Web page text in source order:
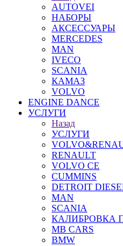
AUTOVEI
НАБОРЫ
АКСЕССУАРЫ
MERCEDES
MAN
IVECO
SCANIA
КАМАЗ
VOLVO
ENGINE DANCE
УСЛУГИ
Назад
УСЛУГИ
RENAULT
VOLVO CE
CUMMINS
DETROIT
MAN
SCANIA
КАЛИБРОВКА
MB CARS
BMW